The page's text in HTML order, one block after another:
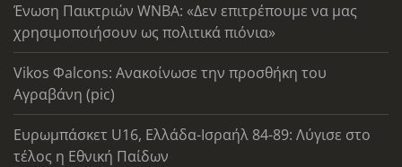
Ένωση Παικτριών WNBA: «Δεν επιτρέπουμε να μας
χρησιμοποιήσουν ως πολιτικά πιόνια»
Vikos Φalcons: Ανακοίνωσε την προσθήκη του
Αγραβάνη (pic)
Ευρωμπάσκετ U16, Ελλάδα-Ισραήλ 84-89: Λύγισε στο
τέλος η Εθνική Παίδων